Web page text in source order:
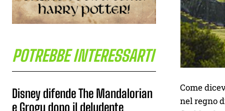
POTREBBE INTERESSARTI
Disney difende The Mandalorian
e Grogu dopo il deludente
Come
nel regno